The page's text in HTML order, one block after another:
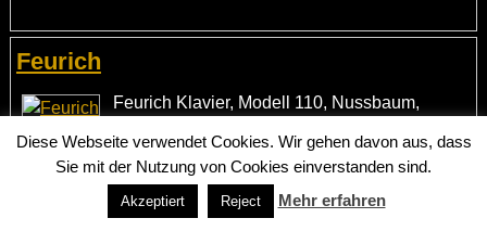
Feurich
Feurich Klavier, Modell 110, Nussbaum,
Moderator, RAL Gütezeichen Deutsche Klaviere, tropenfest
...VERKAUFT !!
Diese Webseite verwendet Cookies. Wir gehen davon aus, dass
Sie mit der Nutzung von Cookies einverstanden sind.
Akzeptiert Reject Mehr erfahren